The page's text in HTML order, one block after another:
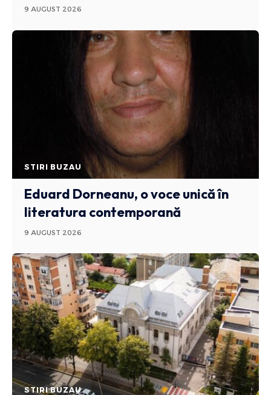
9 AUGUST 2026
STIRI BUZAU
Eduard Dorneanu, o voce unică în
literatura contemporană
9 AUGUST 2026
STIRI BUZAU